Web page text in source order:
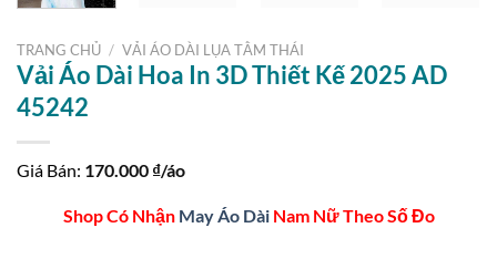
TRANG CHỦ / VẢI ÁO DÀI LỤA TẰM THÁI
Vải Áo Dài Hoa In 3D Thiết Kế 2025 AD
45242
Giá Bán: 170.000 ₫/áo
Shop Có Nhận May Áo DàiNam Nữ Theo Số Đo